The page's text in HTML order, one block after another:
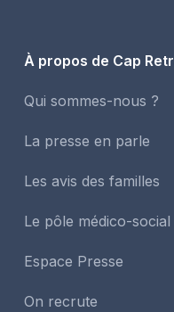
À propos de Cap
Qui sommes-nous ?
La presse en parle
Les avis des familles
Le pôle médico-social
Espace Presse
On recrute